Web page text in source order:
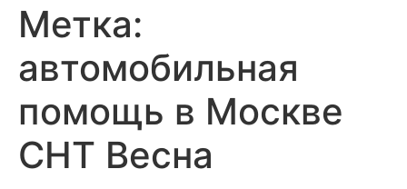
Метка:
автомобильная
помощь в Москве
СНТ Весна